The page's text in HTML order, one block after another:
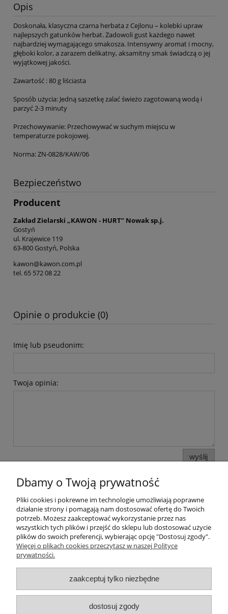
Opis
Doskonała, klasyczna czarna herbata z Cejlonu – kolebki upraw
najlepszych gatunków herbat. Zadowoli gust każdego nawet
najbardziej wymagającego smakosza. Intensywny aromat i mocny,
głęboki kolor, a zarazem delikatny, aksamitny smak świadczą o jej
wyjątkowej jakości.
Zawartość : 80 g liściasta
Sposób użycia: Jedną saszetkę zalać świeżo zagotowaną wodą i
parzyć 2-3 minuty
Przechowywanie: Przechowywać w suchym miejscu w
temperaturze pokojowej.
Norma: ZN-0828/KAW/06
Bezpieczeństwo
Producent
Zakład Zielarski „KAWON - HURT” Nowak sp.j.
Gostyń
ul. Krajewice 119
63-800 Gostyń, Polska
kawon@kawon.com.pl
tel. 65 572 08 22
Opinie o produkcie (0)
Imię lub pseudonim:
Twoja opinia:
wyślij
Pomoc
Moje konto
Informacje
O nas
Dbamy o Twoją prywatność
Pliki cookies i pokrewne im technologie umożliwiają poprawne
działanie strony i pomagają nam dostosować ofertę do Twoich
potrzeb. Możesz zaakceptować wykorzystanie przez nas
wszystkich tych plików i przejść do sklepu lub dostosować użycie
plików do swoich preferencji, wybierając opcję "Dostosuj zgody".
Więcej o plikach cookies przeczytasz w naszej Polityce
prywatności.
zaakceptuj tylko niezbędne
dostosuj zgody